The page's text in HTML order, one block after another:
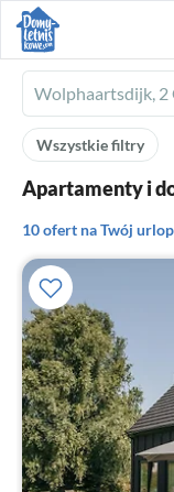
Ferienhausmiete
logo
Wszystkie filtry
Apartamenty i
10 ofert na Twój